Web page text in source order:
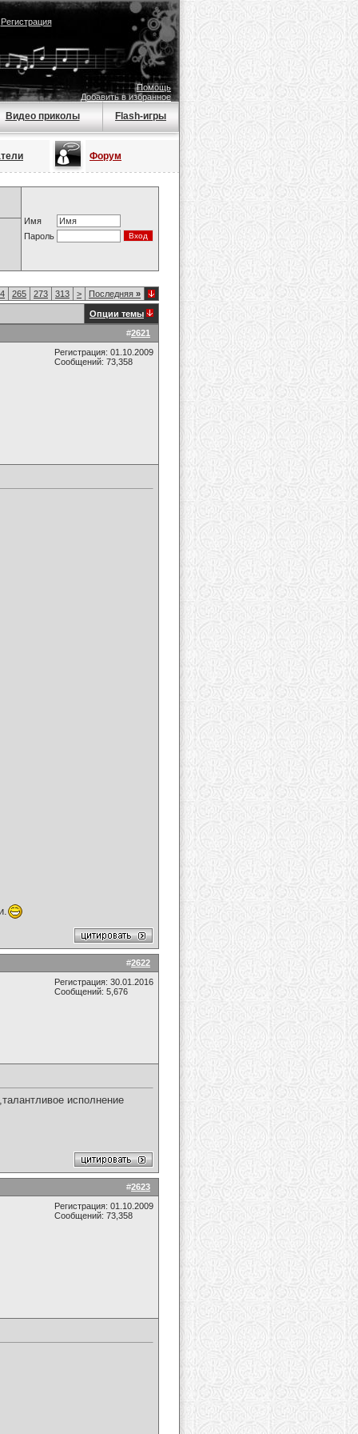
Регистрация
Помощь
Добавить в избранное
Видео приколы Flash-игры
Форум
Имя
Пароль
265 273 313 > Последняя »
Опции темы
#2621
Регистрация: 01.10.2009
Сообщений: 73,358
#2622
Регистрация: 30.01.2016
Сообщений: 5,676
исполнение
#2623
Регистрация: 01.10.2009
Сообщений: 73,358